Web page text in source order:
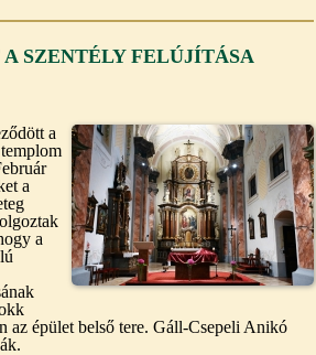
SZENTÉLY FELÚJÍTÁSA
a
a
a
az épület belső tere. Gáll-Csepeli Anikó